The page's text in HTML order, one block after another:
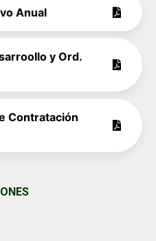
Anual
y Ord.
Contratación